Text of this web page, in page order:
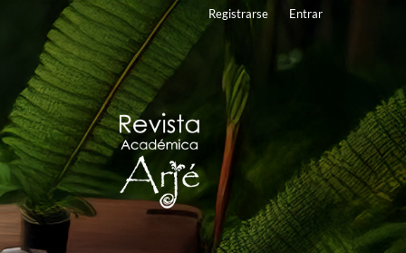
Registrarse Entrar